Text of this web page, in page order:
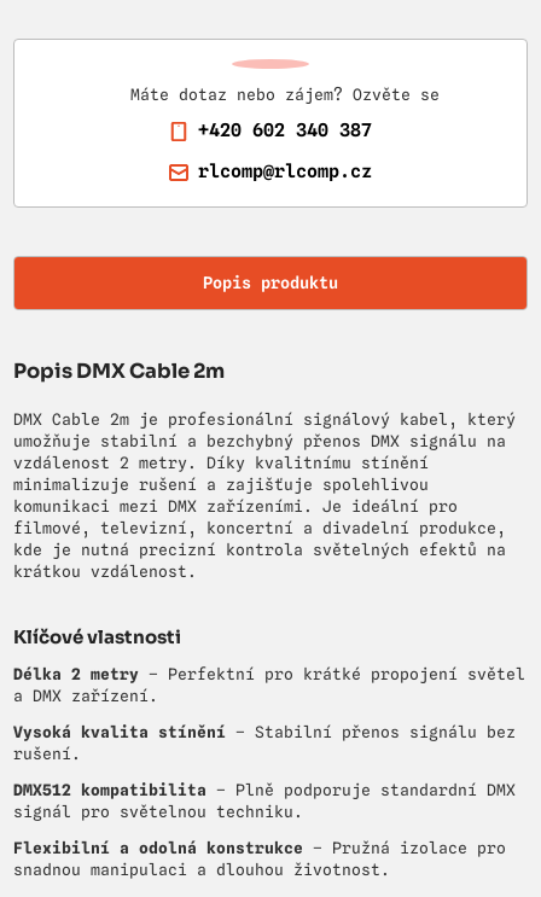
Máte dotaz nebo zájem? Ozvěte se
+420 602 340 387
rlcomp@rlcomp.cz
Popis produktu
Popis DMX Cable 2m
DMX Cable 2m je profesionální signálový kabel, který
umožňuje stabilní a bezchybný přenos DMX signálu na
vzdálenost 2 metry. Díky kvalitnímu stínění
minimalizuje rušení a zajišťuje spolehlivou
komunikaci mezi DMX zařízeními. Je ideální pro
filmové, televizní, koncertní a divadelní produkce,
kde je nutná precizní kontrola světelných efektů na
krátkou vzdálenost.
Klíčové vlastnosti
Délka 2 metry – Perfektní pro krátké propojení světel
a DMX zařízení.
Vysoká kvalita stínění – Stabilní přenos signálu bez
rušení.
DMX512 kompatibilita – Plně podporuje standardní DMX
signál pro světelnou techniku.
Flexibilní a odolná konstrukce – Pružná izolace pro
snadnou manipulaci a dlouhou životnost.